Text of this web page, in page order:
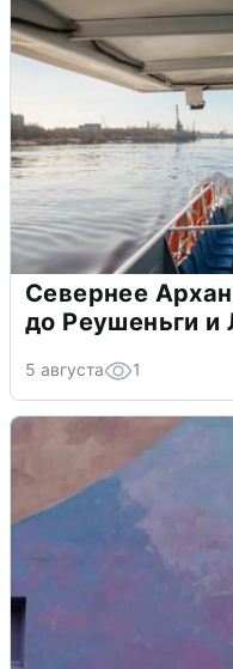
Севернее
до Реушеньги и
5 августа 1